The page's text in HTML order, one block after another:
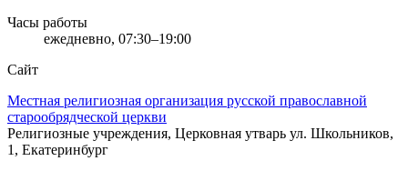
Часы работы
ежедневно, 07:30–19:00
Сайт
Местная религиозная организация русской православной
старообрядческой церкви
Религиозные учреждения, Церковная утварь ул. Школьников,
1, Екатеринбург